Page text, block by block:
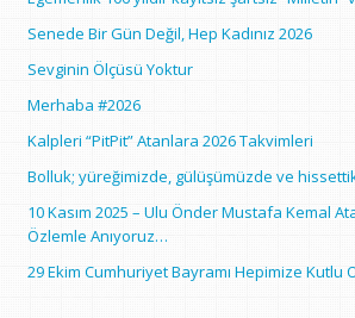
Senede Bir Gün Değil, Hep Kadınız 2026
Sevginin Ölçüsü Yoktur
Merhaba #2026
Kalpleri “PitPit” Atanlara 2026 Takvimleri
Bolluk; yüreğimizde, gülüşümüzde ve
10 Kasım 2025 – Ulu Önder Mustafa Kemal
Özlemle Anıyoruz…
29 Ekim Cumhuriyet Bayramı Hepimize Kutlu